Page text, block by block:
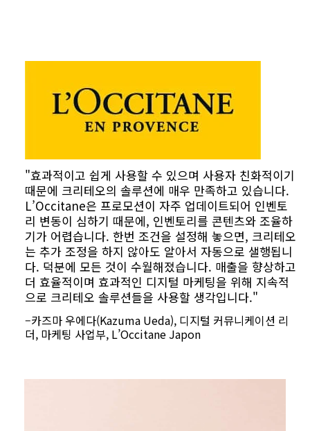
"효과적이고 쉽게 사용할 수 있으며 사용자 친화적이기
때문에 크리테오의 솔루션에 매우 만족하고 있습니다.
L’Occitane은 프로모션이 자주 업데이트되어 인벤토
리 변동이 심하기 때문에, 인벤토리를 콘텐츠와 조율하
기가 어렵습니다. 한번 조건을 설정해 놓으면, 크리테오
는 추가 조정을 하지 않아도 알아서 자동으로 샐행됩니
다. 덕분에 모든 것이 수월해졌습니다. 매출을 향상하고
더 효율적이며 효과적인 디지털 마케팅을 위해 지속적
으로 크리테오 솔루션들을 사용할 생각입니다."
–카즈마 우에다(Kazuma Ueda), 디지털 커뮤니케이션 리
더, 마케팅 사업부, L’Occitane Japon
자세히 보기